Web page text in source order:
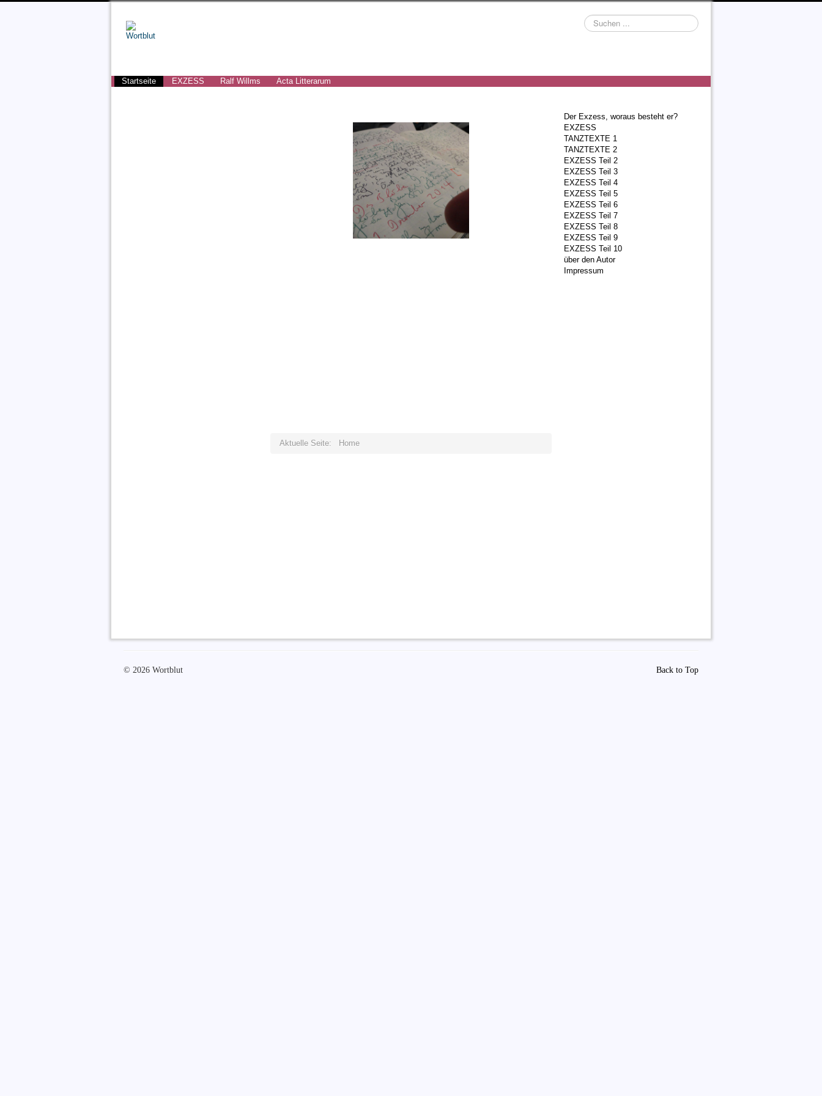
Suchen
...
Startseite EXZESS Ralf Willms Acta Litterarum
Aktuelle Seite: Home
Der Exzess, woraus besteht er?
EXZESS
TANZTEXTE 1
TANZTEXTE 2
EXZESS Teil 2
EXZESS Teil 3
EXZESS Teil 4
EXZESS Teil 5
EXZESS Teil 6
EXZESS Teil 7
EXZESS Teil 8
EXZESS Teil 9
EXZESS Teil 10
über den Autor
Impressum
Back to Top
© 2026 Wortblut